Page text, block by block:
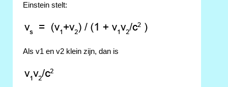
Einstein stelt:
Als v1 en v2 klein zijn, dan is